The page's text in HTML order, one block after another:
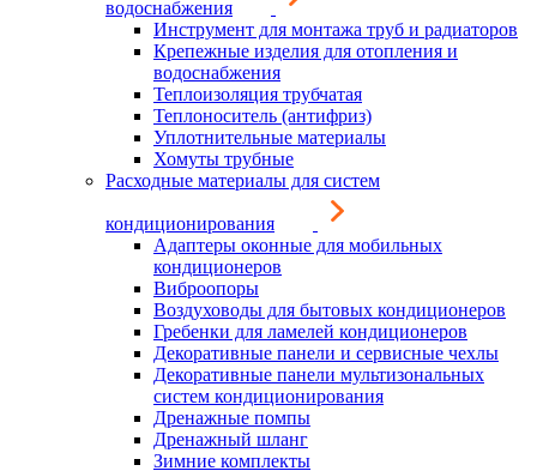
водоснабжения
Инструмент для монтажа труб и радиаторов
Крепежные изделия для отопления и
водоснабжения
Теплоизоляция трубчатая
Теплоноситель (антифриз)
Уплотнительные материалы
Хомуты трубные
Расходные материалы для систем
кондиционирования
Адаптеры оконные для мобильных
кондиционеров
Виброопоры
Воздуховоды для бытовых кондиционеров
Гребенки для ламелей кондиционеров
Декоративные панели и сервисные чехлы
Декоративные панели мультизональных
систем кондиционирования
Дренажные помпы
Дренажный шланг
Зимние комплекты